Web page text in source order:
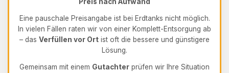
Eine pauschale Preisangabe ist bei Erdtanks nicht möglich.
In vielen Fällen raten wir von einer Komplett-Entsorgung ab
– das Verfüllen vor Ort ist oft die bessere und günstigere
Lösung.
Gemeinsam mit einem Gutachter prüfen wir Ihre Situation